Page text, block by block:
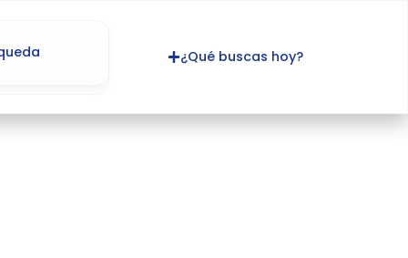
¿Qué buscas hoy?